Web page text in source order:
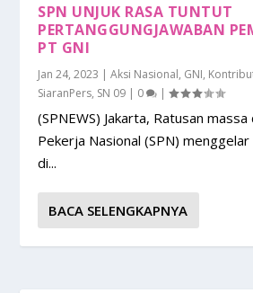
SPN UNJUK RASA TUNTUT
PERTANGGUNGJAWABAN
PT GNI
Jan 24, 2023 |Aksi Nasional, GNI,
SiaranPers, SN 09 | 0 |
(SPNEWS) Jakarta, Ratusan
Pekerja Nasional (SPN) menggelar
di...
BACA SELENGKAPNYA